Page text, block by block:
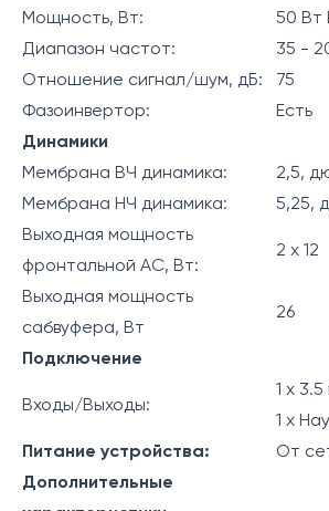
Мощность, Вт:
50 Вт
Диапазон частот:
35 -
Отношение сигнал/шум, дБ:
75
Фазоинвертор:
Есть
Динамики
Мембрана ВЧ динамика:
2,5,
Мембрана НЧ динамика:
5,25,
Выходная мощность
фронтальной АС, Вт:
2 х 12
Выходная мощность
сабвуфера, Вт
26
Подключение
Входы/Выходы:
1 х
1 х
Питание устройства:
От
Дополнительные